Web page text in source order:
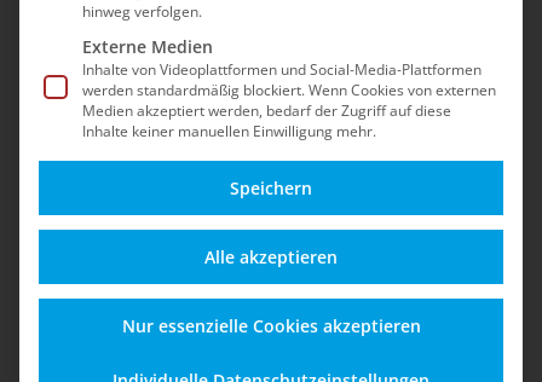
Alles zu Funktionen,
Einsatzmöglichkeiten
für einen sicheren
Shop-Betrieb durch
Schützen Sie Ihren
Shop vor Angriffen,
Datenverlust und
rechtlichen Risiken –
mit klaren
hinweg verfolgen.
Externe Medien
Inhalte von Videoplattformen und Social-Media-Plattformen
werden standardmäßig blockiert. Wenn Cookies von externen
Medien akzeptiert werden, bedarf der Zugriff auf diese
Inhalte keiner manuellen Einwilligung mehr.
Speichern
Alle akzeptieren
Nur essenzielle Cookies akzeptieren